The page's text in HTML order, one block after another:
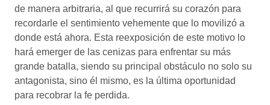
de manera arbitraria, al que recurrirá su corazón para
recordarle el sentimiento vehemente que lo movilizó a
donde está ahora. Esta reexposición de este motivo lo
hará emerger de las cenizas para enfrentar su más
grande batalla, siendo su principal obstáculo no solo su
antagonista, sino él mismo, es la última oportunidad
para recobrar la fe perdida.